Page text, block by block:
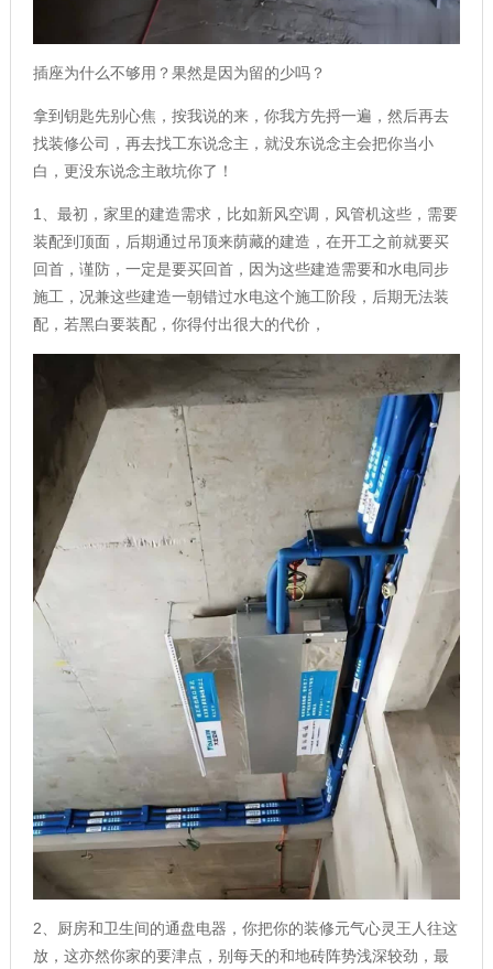
插座为什么不够用？果然是因为留的少吗？
拿到钥匙先别心焦，按我说的来，你我方先捋一遍，然后再去
找装修公司，再去找工东说念主，就没东说念主会把你当小
白，更没东说念主敢坑你了！
1、最初，家里的建造需求，比如新风空调，风管机这些，需要
装配到顶面，后期通过吊顶来荫藏的建造，在开工之前就要买
回首，谨防，一定是要买回首，因为这些建造需要和水电同步
施工，况兼这些建造一朝错过水电这个施工阶段，后期无法装
配，若黑白要装配，你得付出很大的代价，
2、厨房和卫生间的通盘电器，你把你的装修元气心灵王人往这
放，这亦然你家的要津点，别每天的和地砖阵势浅深较劲，最